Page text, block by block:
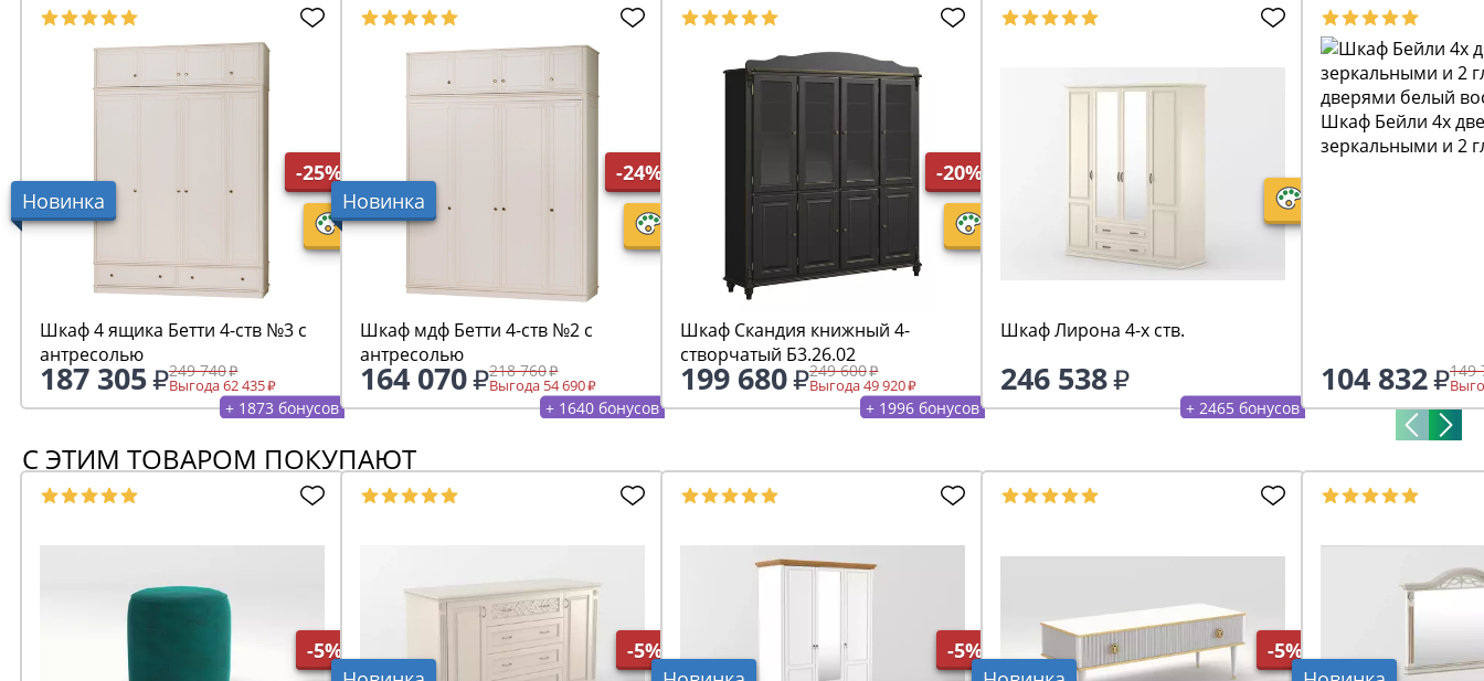
Новинка
-25%
Шкаф 4 ящика Бетти 4-ств №3 с
антресолью
187 305 249 740
Выгода 62 435
+ 1873 бонусов
Новинка
-24%
Шкаф мдф Бетти 4-ств №2 с
антресолью
164 070 218 760
Выгода 54 690
+ 1640 бонусов
-20%
Шкаф Скандия книжный 4-
створчатый Б3.26.02
199 680 249 600
Выгода 49 920
+ 1996 бонусов
Шкаф Лирона 4-х ств.
246 538
+ 2465 бонусов
Шкаф Бейли 4х
зеркальными и 2
104 832 149
С ЭТИМ ТОВАРОМ ПОКУПАЮТ
-5% -5% -5% -5%